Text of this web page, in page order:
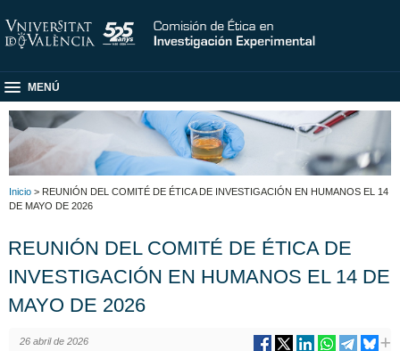
MENÚ
Inicio > REUNIÓN DEL COMITÉ DE ÉTICA DE INVESTIGACIÓN EN HUMANOS EL 14
DE MAYO DE 2026
REUNIÓN DEL COMITÉ DE ÉTICA DE
INVESTIGACIÓN EN HUMANOS EL 14 DE
MAYO DE 2026
26 abril de 2026